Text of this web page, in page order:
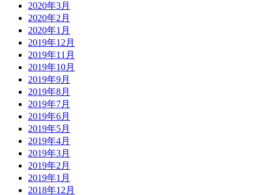
2020年3月
2020年2月
2020年1月
2019年12月
2019年11月
2019年10月
2019年9月
2019年8月
2019年7月
2019年6月
2019年5月
2019年4月
2019年3月
2019年2月
2019年1月
2018年12月